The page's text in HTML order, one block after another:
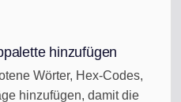
hinzufügen
Wörter, Hex-Codes,
hinzufügen, damit die